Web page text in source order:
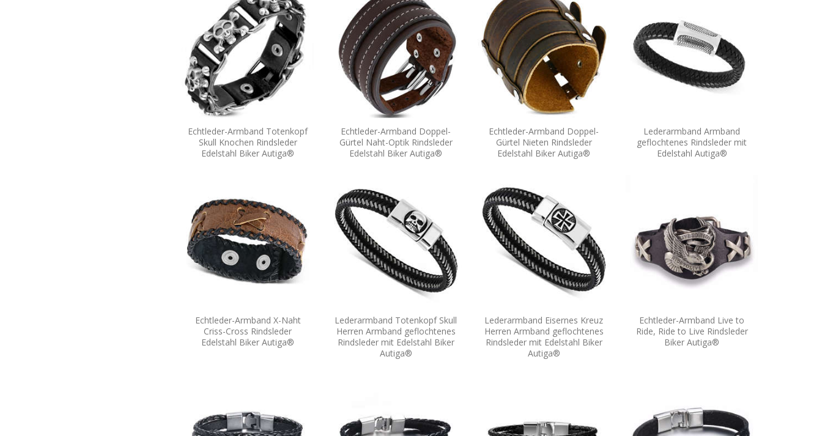
Echtleder-Armband Totenkopf
Skull Knochen Rindsleder
Edelstahl Biker Autiga®
Echtleder-Armband Doppel-
Gürtel Naht-Optik Rindsleder
Edelstahl Biker Autiga®
Echtleder-Armband Doppel-
Gürtel Nieten Rindsleder
Edelstahl Biker Autiga®
Lederarmband Armband
geflochtenes Rindsleder mit
Edelstahl Autiga®
Echtleder-Armband X-Naht
Criss-Cross Rindsleder
Edelstahl Biker Autiga®
Lederarmband Totenkopf Skull
Herren Armband geflochtenes
Rindsleder mit Edelstahl Biker
Autiga®
Lederarmband Eisernes Kreuz
Herren Armband geflochtenes
Rindsleder mit Edelstahl Biker
Autiga®
Echtleder-Armband Live to
Ride, Ride to Live Rindsleder
Biker Autiga®